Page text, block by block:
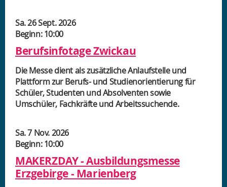
Sa. 26 Sept. 2026
Beginn: 10:00
Berufsinfotage Zwickau
Die Messe dient als zusätzliche Anlaufstelle und
Plattform zur Berufs- und Studienorientierung für
Schüler, Studenten und Absolventen sowie
Umschüler, Fachkräfte und Arbeitssuchende.
Sa. 7 Nov. 2026
Beginn: 10:00
MAKERZDAY - Ausbildungsmesse
Erzgebirge - Marienberg